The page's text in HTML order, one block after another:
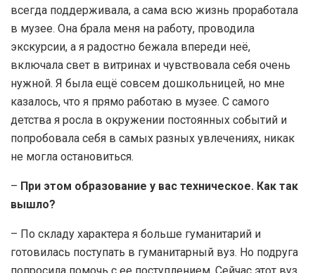
всегда поддерживала, а сама всю жизнь проработала
в музее. Она брала меня на работу, проводила
экскурсии, а я радостно бежала впереди неё,
включала свет в витринах и чувствовала себя очень
нужной. Я была ещё совсем дошкольницей, но мне
казалось, что я прямо работаю в музее. С самого
детства я росла в окружении постоянных событий и
попробовала себя в самых разных увлечениях, никак
не могла остановиться.
– При этом образование у вас техническое. Как так
вышло?
– По складу характера я больше гуманитарий и
готовилась поступать в гуманитарный вуз. Но подруга